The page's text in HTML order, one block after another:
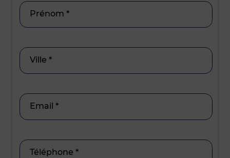
Prénom *
Ville *
Email *
Téléphone *